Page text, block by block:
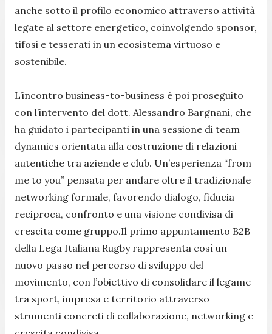
anche sotto il profilo economico attraverso attività
legate al settore energetico, coinvolgendo sponsor,
tifosi e tesserati in un ecosistema virtuoso e
sostenibile.
L’incontro business-to-business è poi proseguito
con l’intervento del dott. Alessandro Bargnani, che
ha guidato i partecipanti in una sessione di team
dynamics orientata alla costruzione di relazioni
autentiche tra aziende e club. Un’esperienza “from
me to you” pensata per andare oltre il tradizionale
networking formale, favorendo dialogo, fiducia
reciproca, confronto e una visione condivisa di
crescita come gruppo.Il primo appuntamento B2B
della Lega Italiana Rugby rappresenta così un
nuovo passo nel percorso di sviluppo del
movimento, con l’obiettivo di consolidare il legame
tra sport, impresa e territorio attraverso
strumenti concreti di collaborazione, networking e